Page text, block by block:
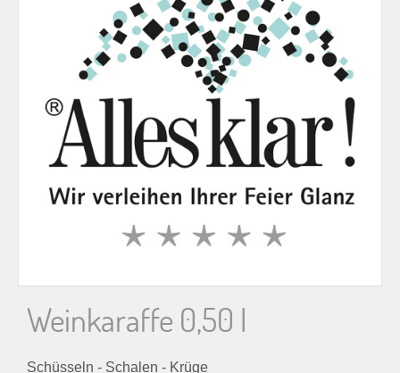
a
h
Weinkaraffe 0,50 l
Schüsseln - Schalen - Krüge